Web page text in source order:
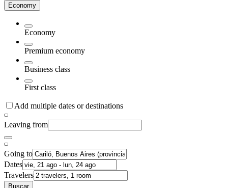
Economy
Economy
Premium economy
Business class
First class
Add multiple dates or destinations
Leaving from
Going to
Dates
Travelers
Buscar